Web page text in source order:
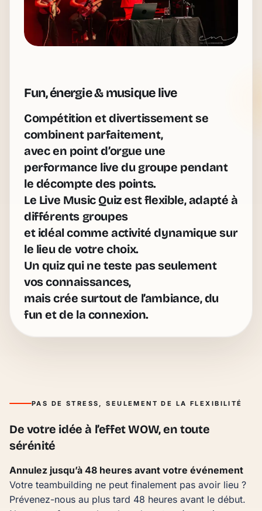
Fun, énergie & musique live
Compétition et divertissement se
combinent parfaitement,
avec en point d’orgue une
performance live du groupe pendant
le décompte des points.
Le Live Music Quiz est flexible, adapté à
différents groupes
et idéal comme activité dynamique sur
le lieu de votre choix.
Un quiz qui ne teste pas seulement
vos connaissances,
mais crée surtoutde l’ambiance, du
fun et de la connexion.
PAS DE STRESS, SEULEMENT DE LA FLEXIBILITÉ
De votre idée à l’effet WOW, en toute
sérénité
Annulez jusqu’à 48 heures avant votre événement
Votre teambuilding ne peut finalement pas avoir lieu ?
Prévenez-nous au plus tard 48 heures avant le début.